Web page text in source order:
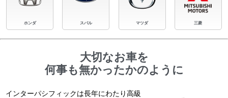
ホンダ スバル マツダ 三菱
大切なお車を
何事も無かったかのように
インターパシフィックは長年にわたり高級